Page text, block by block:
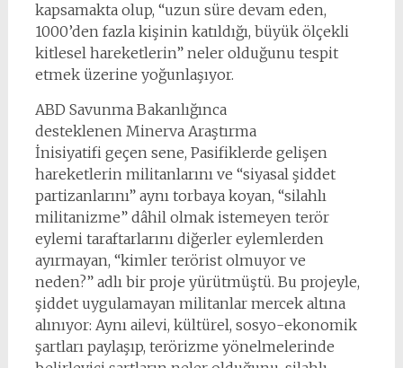
kapsamakta olup, “uzun süre devam eden,
1000’den fazla kişinin katıldığı, büyük ölçekli
kitlesel hareketlerin” neler olduğunu tespit
etmek üzerine yoğunlaşıyor.
ABD Savunma Bakanlığınca
desteklenen Minerva Araştırma
İnisiyatifi geçen sene, Pasifiklerde gelişen
hareketlerin militanlarını ve “siyasal şiddet
partizanlarını” aynı torbaya koyan, “silahlı
militanizme” dâhil olmak istemeyen terör
eylemi taraftarlarını diğerler eylemlerden
ayırmayan, “kimler terörist olmuyor ve
neden?” adlı bir proje yürütmüştü. Bu projeyle,
şiddet uygulamayan militanlar mercek altına
alınıyor: Aynı ailevi, kültürel, sosyo-ekonomik
şartları paylaşıp, terörizme yönelmelerinde